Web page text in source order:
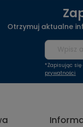
Otrzymuj aktualne
*Zapisując się
prywatności